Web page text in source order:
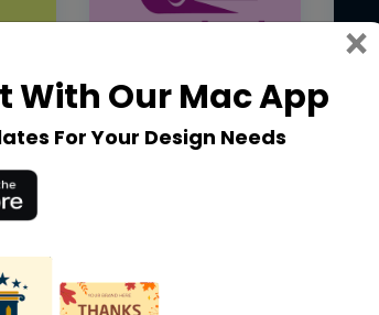
With Our Mac App
For Your Design Needs
×